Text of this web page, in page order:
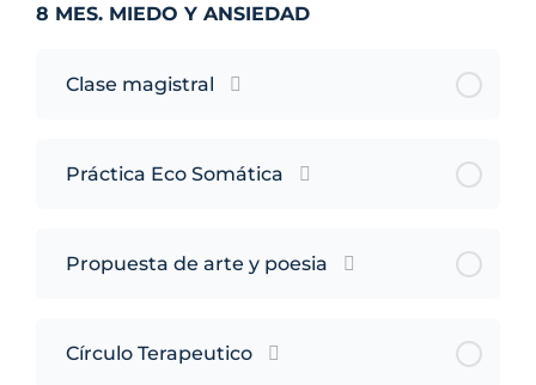
8 MES. MIEDO Y ANSIEDAD
Clase magistral
Práctica Eco Somática
Propuesta de arte y poesia
Círculo Terapeutico